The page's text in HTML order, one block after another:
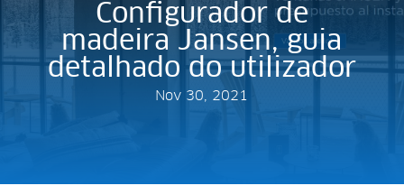
Configurador de
madeira Jansen, guia
detalhado do utilizador
Nov 30, 2021